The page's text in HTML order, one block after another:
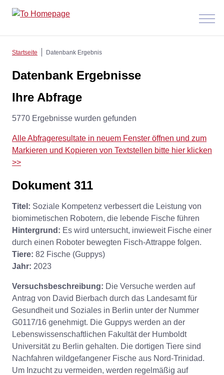
Menü
Startseite Datenbank Ergebnis
Datenbank Ergebnisse
Ihre Abfrage
5770 Ergebnisse wurden gefunden
Alle Abfrageresultate in neuem Fenster öffnen und zum
Markieren und Kopieren von Textstellen bitte hier klicken
>>
Dokument 311
Titel: Soziale Kompetenz verbessert die Leistung von
biomimetischen Robotern, die lebende Fische führen
Hintergrund: Es wird untersucht, inwieweit Fische einer
durch einen Roboter bewegten Fisch-Attrappe folgen.
Tiere: 82 Fische (Guppys)
Jahr: 2023
Versuchsbeschreibung: Die Versuche werden auf
Antrag von David Bierbach durch das Landesamt für
Gesundheit und Soziales in Berlin unter der Nummer
G0117/16 genehmigt. Die Guppys werden an der
Lebenswissenschaftlichen Fakultät der Humboldt
Universität zu Berlin gehalten. Die dortigen Tiere sind
Nachfahren wildgefangener Fische aus Nord-Trinidad.
Um Inzucht zu vermeiden, werden regelmäßig auf